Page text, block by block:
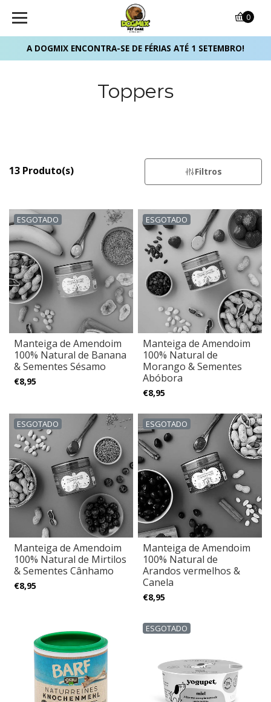
A DOGMIX ENCONTRA-SE DE FÉRIAS ATÉ 1 SETEMBRO!
0
Toppers
13 Produto(s) Filtros
ESGOTADO
Manteiga de Amendoim
100% Natural de Banana
& Sementes Sésamo
€8,95
ESGOTADO
Manteiga de Amendoim
100% Natural de
Morango & Sementes
Abóbora
€8,95
ESGOTADO
Manteiga de Amendoim
100% Natural de Mirtilos
& Sementes Cânhamo
€8,95
ESGOTADO
Manteiga de Amendoim
100% Natural de
Arandos vermelhos &
Canela
€8,95
ESGOTADO